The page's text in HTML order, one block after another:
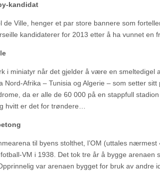
kandidat
de Ville, henger et par store bannere som
kandidaterer for 2013 etter å ha vunnet en
i miniatyr når det gjelder å være en
Nord-Afrika – Tunisia og Algerie – som setter
da er alle de 60 000 på en stappfull
hvitt er det for trøndere…
til byens stolthet, l’OM (uttales
VM i 1938. Det tok tre år å bygge
var arenaen bygget for bruk av andre